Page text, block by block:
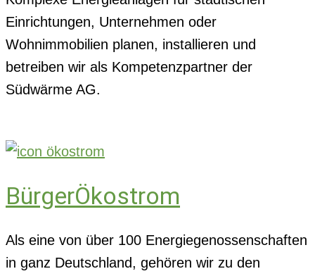
Einrichtungen, Unternehmen oder
Wohnimmobilien planen, installieren und
betreiben wir als Kompetenzpartner der
Südwärme AG.
BürgerÖkostrom
Als eine von über 100 Energiegenossenschaften
in ganz Deutschland, gehören wir zu den